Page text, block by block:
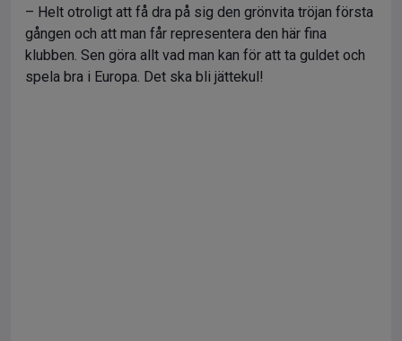
– Helt otroligt att få dra på sig den grönvita tröjan första
gången och att man får representera den här fina
klubben. Sen göra allt vad man kan för att ta guldet och
spela bra i Europa. Det ska bli jättekul!